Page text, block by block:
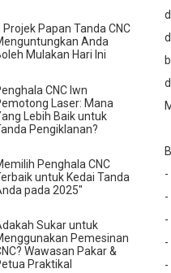
Projek Papan Tanda CNC
Anda
Mulakan Hari Ini
CNC lwn
Laser: Mana
Lebih Baik untuk
Pengiklanan?
Penghala CNC
untuk Kedai Tanda
pada 2025"
Sukar untuk
Pemesinan
Wawasan Pakar &
Praktikal
-
-